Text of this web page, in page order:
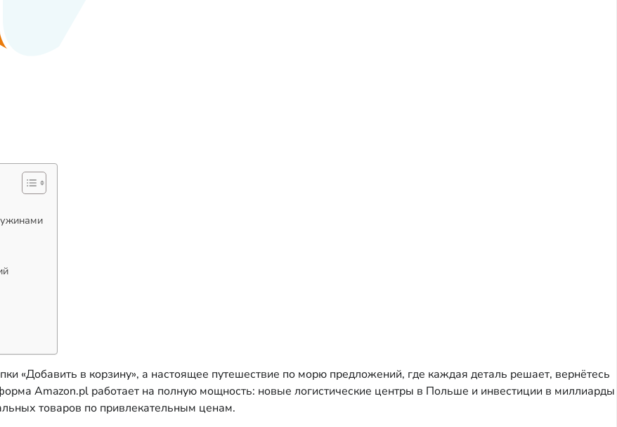
«Добавить в корзину», а настоящее путешествие по морю предложений, где каждая деталь решает, вернётесь
Amazon.pl работает на полную мощность: новые логистические центры в Польше и инвестиции в миллиарды
товаров по привлекательным ценам.